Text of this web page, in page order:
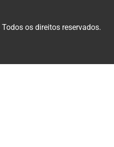
os direitos reservados.